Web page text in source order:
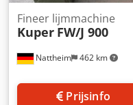
Nattheim 462 km
Fineer lijmmachine
Kuper FW/J 900
Prijsinfo